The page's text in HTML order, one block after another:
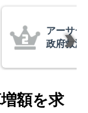
金融庁、
ン課を新
額を求